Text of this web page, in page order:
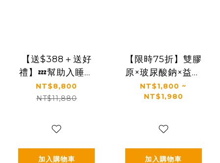
【送$388＋送好
禮】💤幫助入睡｜
順暢排便｜✅正品保
證｜【太陽星】全
盒組(3g*30包*6盒)
NT$8,800
NT$11,880
加入購物車
【限時75折】雙膠
原×玻尿酸鈉×益生
菌 配方升級｜【太
陽星】關鍵行動益
(2.5g*30包*1盒)
NT$1,800 ~
NT$1,980
加入購物車